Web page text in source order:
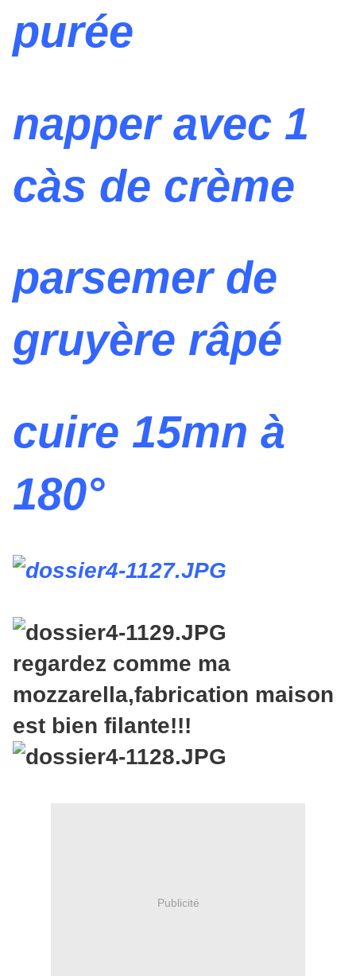
purée
napper avec 1
càs de crème
parsemer de
gruyère râpé
cuire 15mn à
180°
regardez comme ma
mozzarella,fabrication maison
est bien filante!!!
Publicité